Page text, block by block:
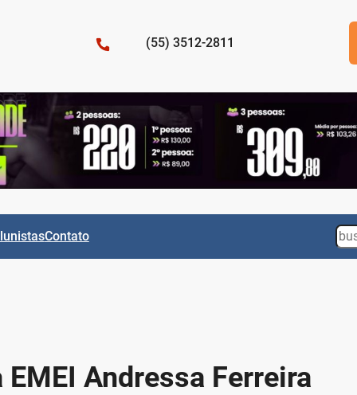
(55) 3512-2811
Contato
Andressa Ferreira